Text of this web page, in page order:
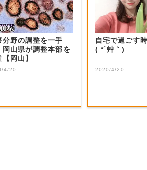
分野の調整を一手
山県が調整本部を
【岡山】
4/20
自宅で過ごす
( *´艸｀)
2020/4/20